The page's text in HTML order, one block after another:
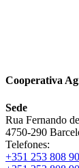
Cooperativa
Sede
Rua Fernando
4750-290
Telefones:
+351 253 808